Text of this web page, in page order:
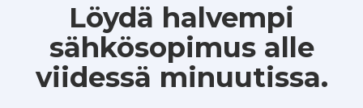
Löydä halvempi
sähkösopimus alle
viidessä minuutissa.